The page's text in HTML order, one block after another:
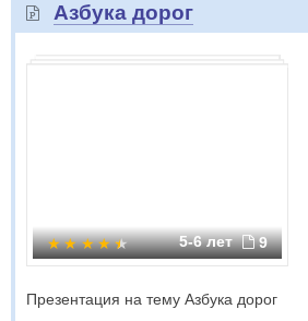
Азбука дорог
5-6 лет 9
Презентация на тему Азбука дорог